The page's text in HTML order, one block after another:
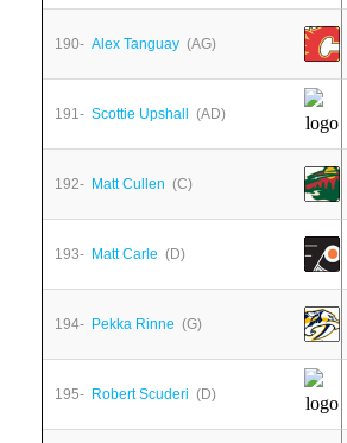
190- Alex Tanguay (AG)
191- Scottie Upshall (AD)
192- Matt Cullen (C)
193- Matt Carle (D)
194- Pekka Rinne (G)
195- Robert Scuderi (D)